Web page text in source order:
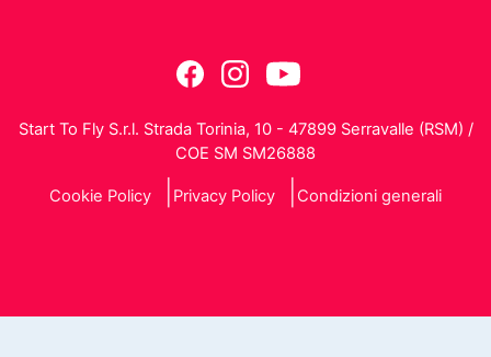
Start To Fly S.r.l. Strada Torinia, 10 - 47899 Serravalle (RSM) /
COE SM SM26888
Cookie Policy Privacy Policy Condizioni generali